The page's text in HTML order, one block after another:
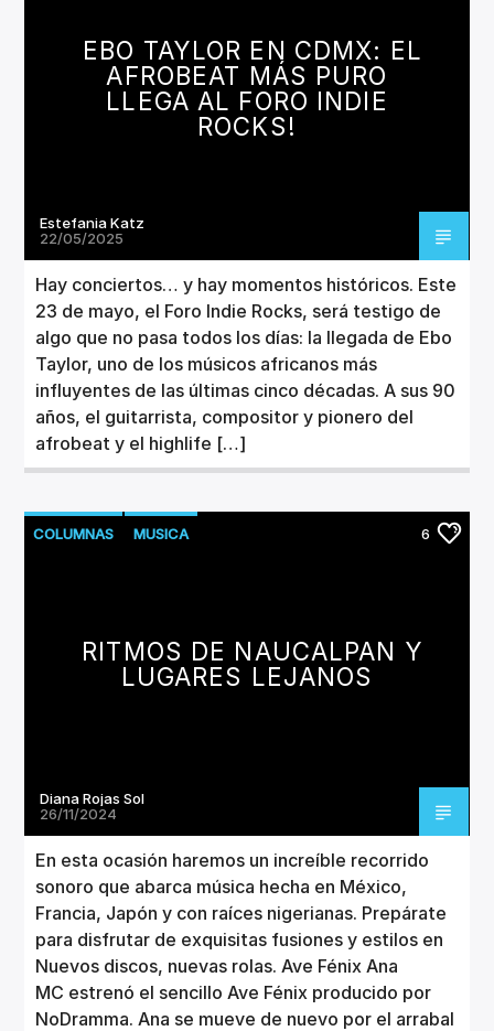
TÍTULO
ARTISTA
Invencible Radio
EBO TAYLOR EN CDMX: EL
AFROBEAT MÁS PURO
LLEGA AL FORO INDIE
ROCKS!
Estefania Katz
22/05/2025
Hay conciertos… y hay momentos históricos. Este
23 de mayo, el Foro Indie Rocks, será testigo de
algo que no pasa todos los días: la llegada de Ebo
Taylor, uno de los músicos africanos más
influyentes de las últimas cinco décadas. A sus 90
años, el guitarrista, compositor y pionero del
afrobeat y el highlife […]
COLUMNAS MUSICA 6
RITMOS DE NAUCALPAN Y
LUGARES LEJANOS
Diana Rojas Sol
26/11/2024
En esta ocasión haremos un increíble recorrido
sonoro que abarca música hecha en México,
Francia, Japón y con raíces nigerianas. Prepárate
para disfrutar de exquisitas fusiones y estilos en
Nuevos discos, nuevas rolas. Ave Fénix Ana
MC estrenó el sencillo Ave Fénix producido por
NoDramma. Ana se mueve de nuevo por el arrabal